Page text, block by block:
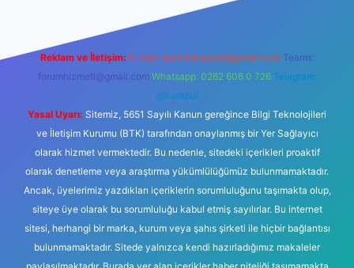
Reklam ve İletişim: E-mail: backlinkpaneli@gmail.com Teams:
forumhizmeti@gmail.com Whatsapp: 0262 606 0 726 Telegram:
@karabul
Yasal Uyarı: Sitemiz, 5651 Sayılı Kanun gereğince Bilgi Teknolojileri
ve İletişim Kurumu (BTK) tarafından onaylanmış bir Yer Sağlayıcı
olarak hizmet vermektedir. Bu nedenle, sitedeki içerikleri proaktif
olarak denetleme veya araştırma yükümlülüğümüz bulunmamaktadır.
Ancak, üyelerimiz yazdıkları içeriklerin sorumluluğunu taşımakta olup,
siteye üye olarak bu sorumluluğu kabul etmiş sayılırlar. Bu internet
sitesi, herhangi bir marka, kurum veya şahıs şirketi ile hiçbir bağlantısı
bulunmamaktadır. Sitede yalnızca kendi hazırladığımız makaleler